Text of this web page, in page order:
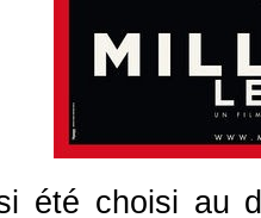
été choisi au